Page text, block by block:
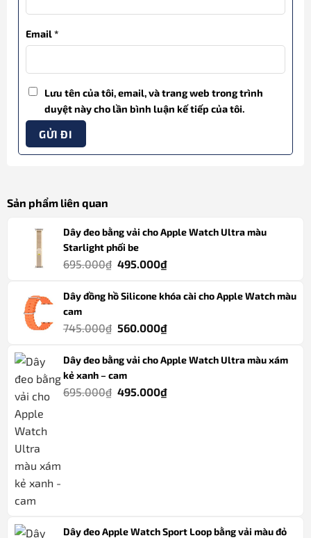
Email*
Lưu tên của tôi, email, và trang web trong trình
duyệt này cho lần bình luận kế tiếp của tôi.
Sản phẩm liên quan
Dây đeo bằng vải cho Apple Watch Ultra màu
Starlight phối be
695.000₫ Giá
là:
495.000₫Giá
tại
495.000₫.
Dây đồng hồ Silicone khóa cài cho Apple Watch màu
cam
745.000₫ Giá
là:
745.000₫.
560.000₫Giá
tại
560.000₫.
Dây đeo bằng vải cho Apple Watch Ultra màu xám
kẻ xanh – cam
695.000₫ Giá
495.000₫Giá
Dây đeo Apple Watch Sport Loop bằng vải màu đỏ